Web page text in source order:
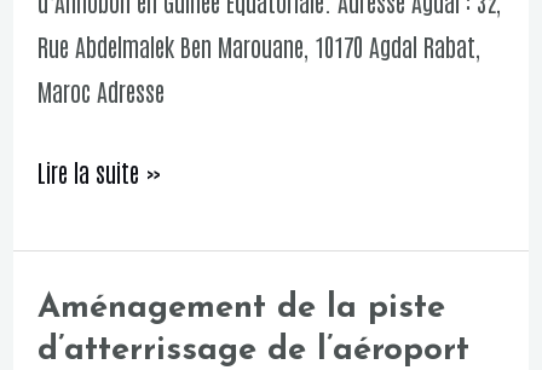
Rue Abdelmalek Ben Marouane, 10170 Agdal Rabat,
Maroc Adresse
Lire la suite »
Aménagement de la piste
d’atterrissage de l’aéroport
Aménagement
de